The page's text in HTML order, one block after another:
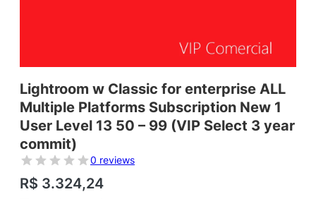
Lightroom w Classic for enterprise ALL
Multiple Platforms Subscription New 1
User Level 13 50 – 99 (VIP Select 3 year
commit)
0 reviews
R$ 3.324,24